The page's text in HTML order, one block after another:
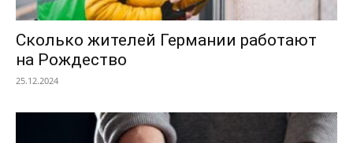
Сколько жителей Германии работают
на Рождество
25.12.2024